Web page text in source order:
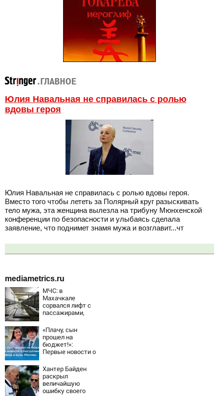
Юлия Навальная не справилась с ролью
вдовы героя
Юлия Навальная не справилась с ролью вдовы героя.
Вместо того чтобы лететь за Полярный круг разыскивать
тело мужа, эта женщина вылезла на трибуну Мюнхенской
конференции по безопасности и улыбаясь сделала
заявление, что поднимет знамя мужа и возглавит...чт
mediametrics.ru
МЧС: в
Махачкале
сорвался лифт с
пассажирами,
четыре человека
«Плачу, сын
прошел на
бюджет!»:
Первые новости о
детей звезд в
вузы Москвы
Хантер Байден
раскрыл
величайшую
ошибку своего